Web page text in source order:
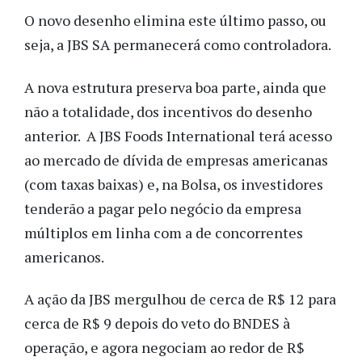
O novo desenho elimina este último passo, ou
seja, a JBS SA permanecerá como controladora.
A nova estrutura preserva boa parte, ainda que
não a totalidade, dos incentivos do desenho
anterior. A JBS Foods International terá acesso
ao mercado de dívida de empresas americanas
(com taxas baixas) e, na Bolsa, os investidores
tenderão a pagar pelo negócio da empresa
múltiplos em linha com a de concorrentes
americanos.
A ação da JBS mergulhou de cerca de R$ 12 para
cerca de R$ 9 depois do veto do BNDES à
operação, e agora negociam ao redor de R$